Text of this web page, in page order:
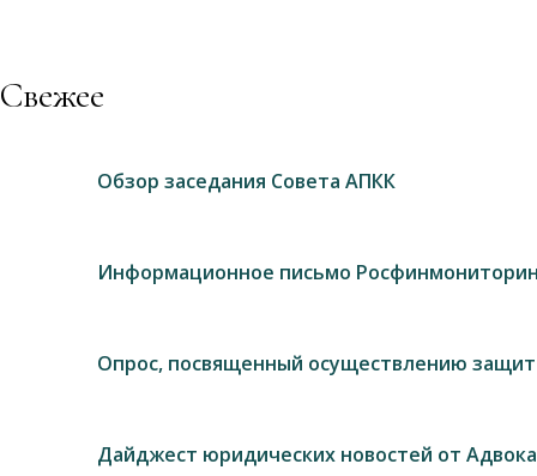
Свежее
Обзор заседания Совета АПКК
Информационное письмо
Опрос, посвященный осуществлению
Дайджест юридических новостей от